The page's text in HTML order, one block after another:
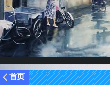
首页